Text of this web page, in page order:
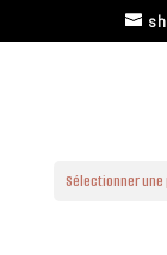
Sélectionner une